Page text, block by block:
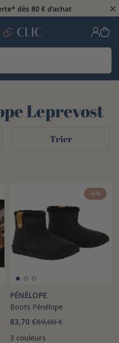
dès 80 € d’achat ×
Leprevost
Trier
-6%
PÉNÉLOPE
Boots Pénélope
83,70 €89,00 €
3 couleurs